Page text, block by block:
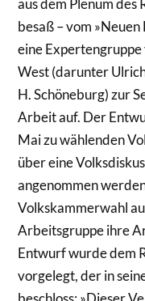
aus dem Plenum des
besaß – vom
eine
West (darunter
H. Schöneburg) zur
Arbeit auf. Der
Mai zu wählenden
über eine
angenommen
Volkskammerwahl
Arbeitsgruppe ihre
Entwurf wurde dem
vorgelegt, der in